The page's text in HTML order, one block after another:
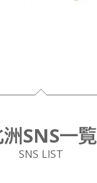
SNS一覧
SNS LIST